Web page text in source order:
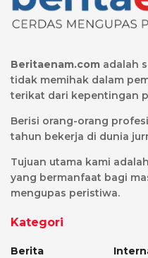
Beritaenam.com adalah
tidak memihak dalam
terikat dari kepentingan
Berisi orang-orang
tahun bekerja di dunia
Tujuan utama kami
yang bermanfaat bagi
mengupas peristiwa.
Kategori
Berita